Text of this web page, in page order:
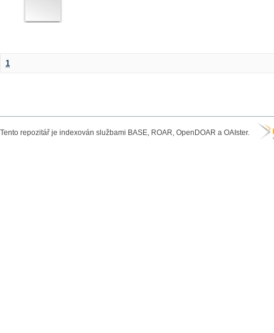
1
Tento repozitář je indexován službami BASE, ROAR, OpenDOAR a OAIster.